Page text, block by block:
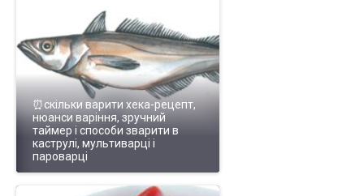
⏰скільки варити хека-рецепт,
нюанси варіння, зручний
таймер і способи зварити в
каструлі, мультиварці і
пароварці